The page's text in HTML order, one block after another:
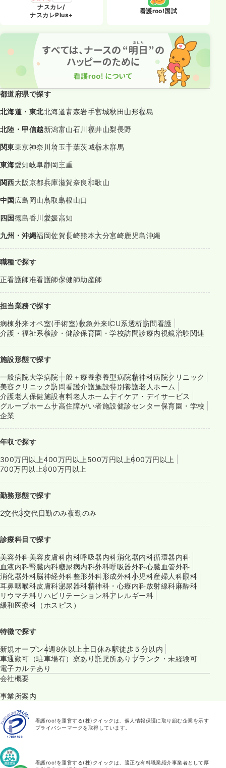
ナスカレ/
ナスカレPlus+
看護roo!国試
都道府県で探す
北海道・東北北海道青森岩手宮城秋田 山形福島
北陸・甲信越新潟富山石川 福井山梨長野
関東東京神奈川埼玉千葉茨城栃木群馬
東海愛知岐阜静岡三重
関西大阪京都兵庫滋賀奈良和歌山
中国 広島 岡山鳥取島根山口
四国徳島香川 愛媛高知
九州・沖縄福岡佐賀長崎熊本大分宮崎鹿児島沖縄
職種で探す
正看護師准看護師保健師助産師
担当業務で探す
病棟外来オペ室(手術室)救急外来ICU系透析訪問看護
介護・福祉系検診・健診保育園・学校訪問診療内視鏡治験関連
施設形態で探す
一般病院大学病院一般＋療養療養型病院精神科病院クリニック
美容クリニック訪問看護介護施設特別養護老人ホーム
介護老人保健施設有料老人ホームデイケア・デイサービス
グループホームサ高住障がい者施設健診センター保育園・学校
企業
年収で探す
300万円以上400万円以上500万円以上600万円以上
700万円以上800万円以上
勤務形態で探す
2交代3交代日勤のみ夜勤のみ
診療科目で探す
美容外科美容皮膚科内科呼吸器内科消化器内科循環器内科
血液内科腎臓内科糖尿病内科外科呼吸器外科心臓血管外科
消化器外科脳神経外科整形外科形成外科小児科産婦人科眼科
耳鼻咽喉科皮膚科泌尿器科精神科・心療内科放射線科麻酔科
リウマチ科リハビリテーション科アレルギー科
緩和医療科（ホスピス）
特徴で探す
新規オープン4週8休以上土日休み駅徒歩５分以内
車通勤可（駐車場有） 寮あり託児所あり ブランク・未経験可
電子カルテあり
会社概要
事業所案内
看護roo!を運営する(株)クイックは、個人情報保護に取り組む企業を示す
プライバシーマークを取得しています。
看護roo!を運営する(株)クイックは、適正な有料職業紹介事業者として厚